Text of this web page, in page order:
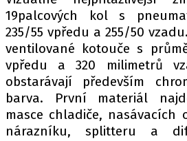
19palcových kol s
235/55 vpředu a 255/50
ventilované kotouče s
vpředu a 320 milimetrů
obstarávají především
barva. První materiál
masce chladiče, nasávacích
nárazníku, splitteru a